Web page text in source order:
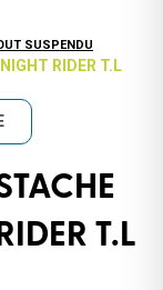
SUSPENDU
RIDER T.L
T.L